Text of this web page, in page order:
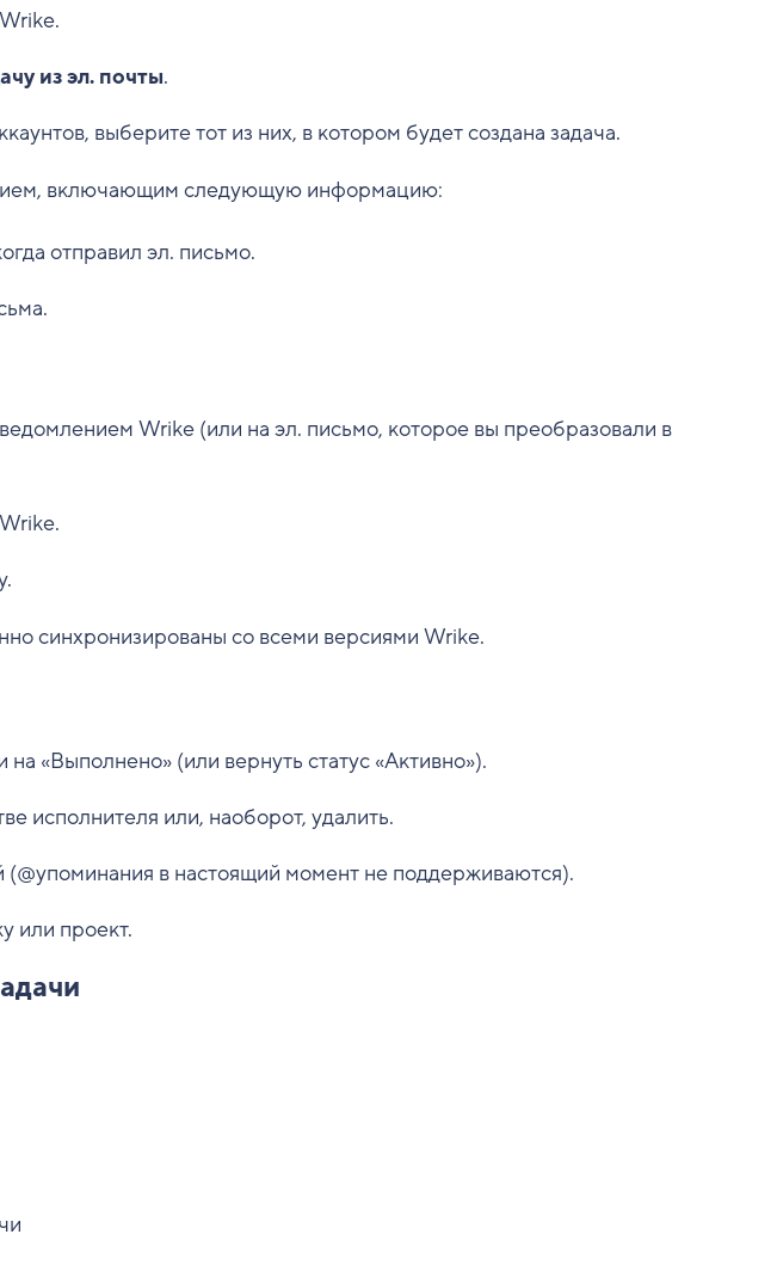
из эл. почты.
выберите тот из них, в котором будет создана задача.
включающим следующую информацию:
отправил эл. письмо.
Wrike (или на эл. письмо, которое вы преобразовали в
синхронизированы со всеми версиями Wrike.
на «Выполнено» (или вернуть статус «Активно»).
исполнителя или, наоборот, удалить.
в настоящий момент не поддерживаются).
или проект.